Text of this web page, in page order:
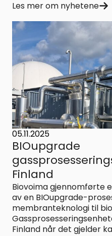
Les mer om nyhetene
05.11.2025
BIOupgrade
Finland
Biovoima gjennomførte
av en BIOupgrade-
membranteknologi til
Finland når det gjelder